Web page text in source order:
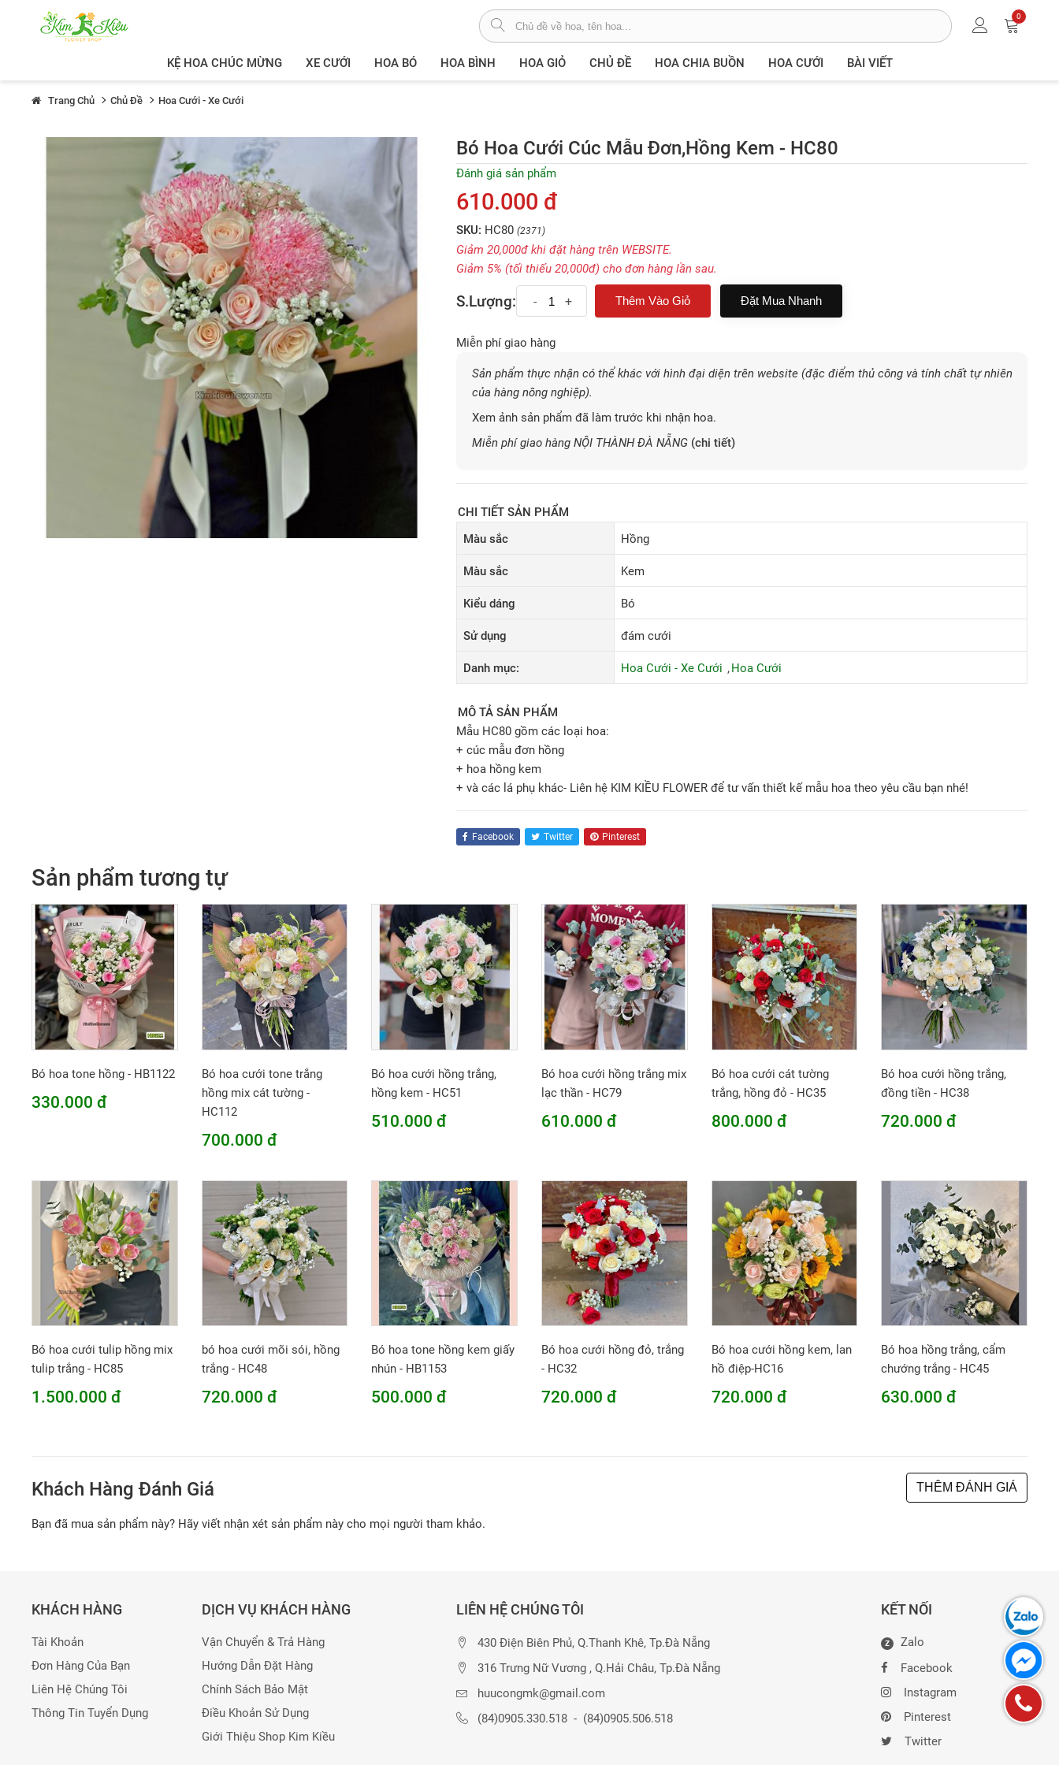
0
KỆ HOA CHÚC MỪNG XE CƯỚI HOA BÓ HOA BÌNH HOA GIỎ CHỦ ĐỀ HOA CHIA BUỒN HOA CƯỚI BÀI VIẾT
Trang Chủ Chủ Đề Hoa Cưới - Xe Cưới
Bó Hoa Cưới Cúc Mẫu Đơn,hồng Kem - HC80
Đánh giá sản phẩm
610.000 đ
SKU: HC80 (2371)
Giảm 20,000đ khi đặt hàng trên WEBSITE.
Giảm 5% (tối thiếu 20,000đ) cho đơn hàng lần sau.
S.Lượng: - + Đặt Mua Nhanh
Miễn phí giao hàng
Sản phẩm thực nhận có thể khác với hình đại diện trên website (đặc điểm thủ công và tính chất tự nhiên
của hàng nông nghiệp).
Xem ảnh sản phẩm đã làm trước khi nhận hoa.
Miễn phí giao hàng NỘI THÀNH ĐÀ NẴNG (chi tiết)
CHI TIẾT SẢN PHẨM
Màu sắc
Hồng
Màu sắc Kem
Kiểu dáng Bó
Sử dụng đám cưới
Danh mục: Hoa Cưới - Xe Cưới Hoa Cưới
MÔ TẢ SẢN PHẨM
Mẫu HC80 gồm các loại hoa:
+ cúc mẫu đơn hồng
+ hoa hồng kem
+ và các lá phụ khác- Liên hệ KIM KIỀU FLOWER để tư vấn thiết kế mẫu hoa theo yêu cầu bạn nhé!
Facebook Twitter Pinterest
Sản phẩm tương tự
Bó hoa tone hồng - HB1122
330.000 đ
Bó hoa cưới tone trắng
hồng mix cát tường -
HC112
700.000 đ
Bó hoa cưới hồng trắng,
hồng kem - HC51
510.000 đ
Bó hoa cưới hồng trắng mix
lạc thần - HC79
610.000 đ
Bó hoa cưới cát tường
trắng, hồng đỏ - HC35
800.000 đ
Bó hoa cưới hồng trắng,
đồng tiền - HC38
720.000 đ
Bó hoa cưới tulip hồng mix
tulip trắng - HC85
1.500.000 đ
bó hoa cưới mõi sói, hồng
trắng - HC48
720.000 đ
Bó hoa tone hồng kem giấy
nhún - HB1153
500.000 đ
Bó hoa cưới hồng đỏ, trắng
- HC32
720.000 đ
Bó hoa cưới hồng kem, lan
hồ điệp-HC16
720.000 đ
Bó hoa hồng trắng, cẩm
chướng trắng - HC45
630.000 đ
Khách Hàng Đánh Giá THÊM ĐÁNH GIÁ
Bạn đã mua sản phẩm này? Hãy viết nhận xét sản phẩm này cho mọi người tham khảo.
KHÁCH HÀNG
Tài Khoản
Đơn Hàng Của Bạn
Liên Hệ Chúng Tôi
Thông Tin Tuyển Dụng
DỊCH VỤ KHÁCH HÀNG
Vận Chuyển & Trả Hàng
Hướng Dẫn Đặt Hàng
Chính Sách Bảo Mật
Điều Khoản Sử Dụng
Giới Thiệu Shop Kim Kiều
LIÊN HỆ CHÚNG TÔI
430 Điện Biên Phủ, Q.Thanh Khê, Tp.Đà Nẵng
316 Trưng Nữ Vương , Q.Hải Châu, Tp.Đà Nẵng
huucongmk@gmail.com
(84)0905.330.518 - (84)0905.506.518
KẾT NỐI
Z
Zalo
Facebook
Instagram
Pinterest
Twitter